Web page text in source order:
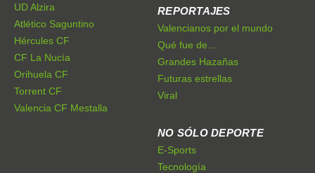
UD Alzira
Atlético Saguntino
Hércules CF
CF La Nucía
Orihuela CF
Torrent CF
Valencia CF Mestalla
REPORTAJES
Valencianos por el mundo
Qué fue de...
Grandes Hazañas
Futuras estrellas
Viral
NO SÓLO DEPORTE
E-Sports
Tecnología